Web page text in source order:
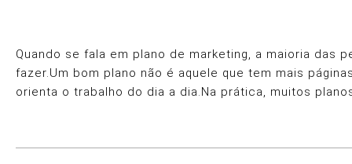
Quando se fala em plano de marketing, a maioria das
fazer.Um bom plano não é aquele que tem mais
orienta o trabalho do dia a dia.Na prática, muitos